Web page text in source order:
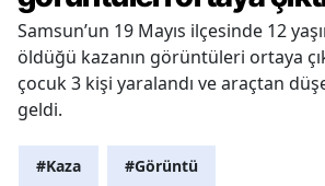
Samsun’un 19 Mayıs ilçesinde 12
öldüğü kazanın görüntüleri ortaya
çocuk 3 kişi yaralandı ve araçtan
geldi.
#Kaza #Görüntü